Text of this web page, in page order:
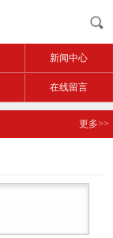
新闻中心
在线留言
更多>>